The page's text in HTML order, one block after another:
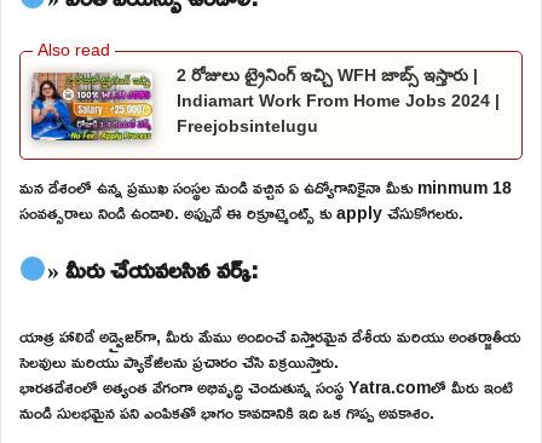
2 రోజులు ట్రైనింగ్ ఇచ్చి WFH జాబ్స్ ఇస్తారు |
Indiamart Work From Home Jobs 2024 |
Freejobsintelugu
మన దేశంలో ఉన్న ప్రముఖ సంస్థల నుండి వచ్చిన ఏ ఉద్యోగానికైనా మీకు minmum 18
సంవత్సరాలు నిండి ఉండాలి. అప్పుడే ఈ రిక్రూట్మెంట్స్ కు apply చేసుకోగలరు.
» మీరు చేయవలసిన వర్క్:
యాత్ర హాలిడే అడ్వైజర్‌గా, మీరు మేము అందించే విస్తారమైన దేశీయ మరియు అంతర్జాతీయ
సెలవులు మరియు ప్యాకేజీలను ప్రచారం చేసి విక్రయిస్తారు.
భారతదేశంలో అత్యంత వేగంగా అభివృద్ధి చెందుతున్న సంస్థ Yatra.comలో మీరు ఇంటి
నుండి సులభమైన పని ఎంపికతో భాగం కావడానికి ఇది ఒక గొప్ప అవకాశం.